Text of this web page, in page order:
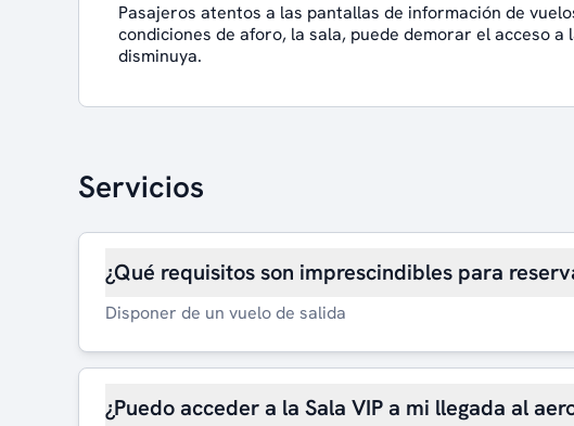
Pasajeros atentos a las pantallas de información de
condiciones de aforo, la sala, puede demorar el acceso
disminuya.
Servicios
¿Qué requisitos son imprescindibles para
Disponer de un vuelo de salida
¿Puedo acceder a la Sala VIP a mi llegada al